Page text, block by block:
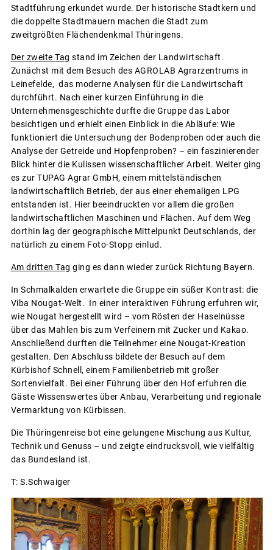
Stadtführung erkundet wurde. Der historische Stadtkern und
die doppelte Stadtmauern machen die Stadt zum
zweitgrößten Flächendenkmal Thüringens.
Der zweite Tag stand im Zeichen der Landwirtschaft.
Zunächst mit dem Besuch des AGROLAB Agrarzentrums in
Leinefelde, das moderne Analysen für die Landwirtschaft
durchführt. Nach einer kurzen Einführung in die
Unternehmensgeschichte durfte die Gruppe das Labor
besichtigen und erhielt einen Einblick in die Abläufe: Wie
funktioniert die Untersuchung der Bodenproben oder auch die
Analyse der Getreide und Hopfenproben? – ein faszinierender
Blick hinter die Kulissen wissenschaftlicher Arbeit. Weiter ging
es zur TUPAG Agrar GmbH, einem mittelständischen
landwirtschaftlich Betrieb, der aus einer ehemaligen LPG
entstanden ist. Hier beeindruckten vor allem die großen
landwirtschaftlichen Maschinen und Flächen. Auf dem Weg
dorthin lag der geographische Mittelpunkt Deutschlands, der
natürlich zu einem Foto-Stopp einlud.
Am dritten Tag ging es dann wieder zurück Richtung Bayern.
In Schmalkalden erwartete die Gruppe ein süßer Kontrast: die
Viba Nougat-Welt. In einer interaktiven Führung erfuhren wir,
wie Nougat hergestellt wird – vom Rösten der Haselnüsse
über das Mahlen bis zum Verfeinern mit Zucker und Kakao.
Anschließend durften die Teilnehmer eine Nougat-Kreation
gestalten. Den Abschluss bildete der Besuch auf dem
Kürbishof Schnell, einem Familienbetrieb mit großer
Sortenvielfalt. Bei einer Führung über den Hof erfuhren die
Gäste Wissenswertes über Anbau, Verarbeitung und regionale
Vermarktung von Kürbissen.
Die Thüringenreise bot eine gelungene Mischung aus Kultur,
Technik und Genuss – und zeigte eindrucksvoll, wie vielfältig
das Bundesland ist.
T: S.Schwaiger